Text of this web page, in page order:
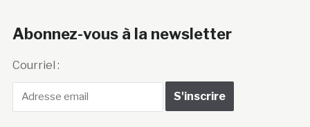
Abonnez-vous à la newsletter
Courriel :